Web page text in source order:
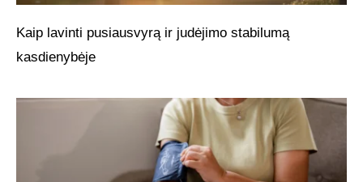
Kaip lavinti pusiausvyrą ir judėjimo stabilumą
kasdienybėje